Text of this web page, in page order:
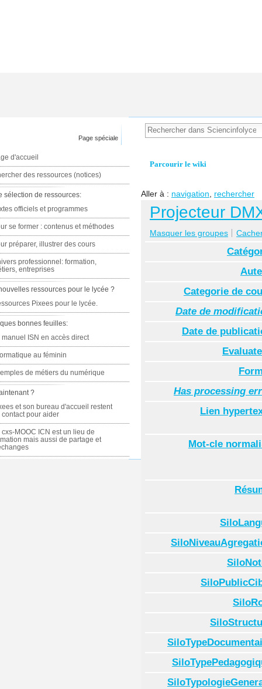
Parcourir le wiki
Aller à : navigation rechercher
Projecteur
Masquer les groupes
Categorie de
Date de
Date de
Has processing
Lien
Mot-cle
Page spéciale
d'accueil
des ressources (notices)
sélection de ressources:
officiels et programmes
se former : contenus et méthodes
préparer, illustrer des cours
professionnel: formation,
entreprises
ressources pour le lycée ?
Pixees pour le lycée.
bonnes feuilles:
manuel ISN en accès direct
au féminin
de métiers du numérique
?
et son bureau d'accueil restent
contact pour aider
cxs-MOOC ICN est un lieu de
mais aussi de partage et